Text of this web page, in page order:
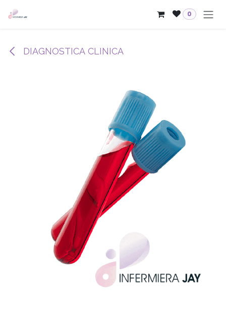
Passa al contenuto
0
DIAGNOSTICA CLINICA